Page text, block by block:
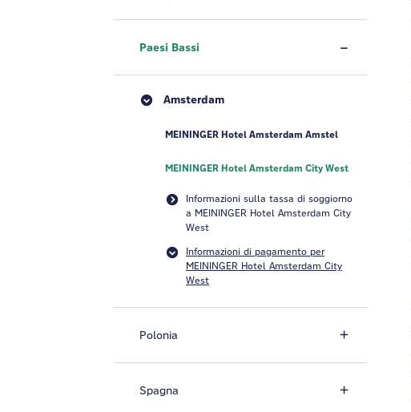
Paesi Bassi
Amsterdam
MEININGER Hotel Amsterdam Amstel
MEININGER Hotel Amsterdam City West
Informazioni sulla tassa di soggiorno
a MEININGER Hotel Amsterdam City
West
Informazioni di pagamento per
MEININGER Hotel Amsterdam City
West
Polonia
Spagna